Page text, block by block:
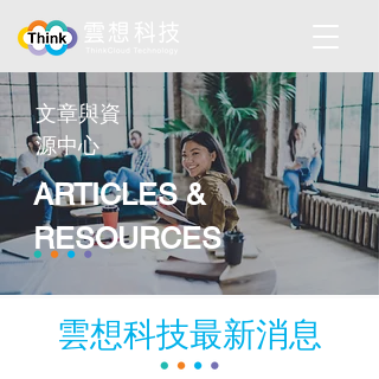
​文章與資
源中心
ARTICLES &
RESOURCES
雲想科技最新消息